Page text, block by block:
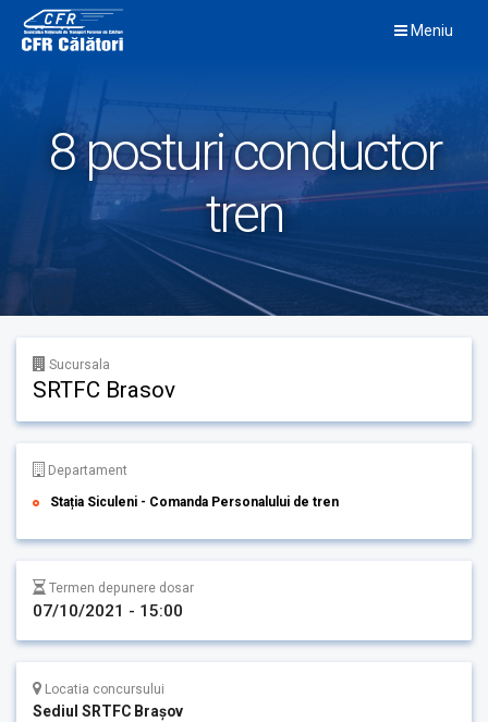
content
Meniu
8 posturi conductor
tren
Sucursala
SRTFC Brasov
Departament
Stația Siculeni - Comanda Personalului de tren
Termen depunere dosar
07/10/2021 - 15:00
Locatia concursului
Sediul SRTFC Brașov